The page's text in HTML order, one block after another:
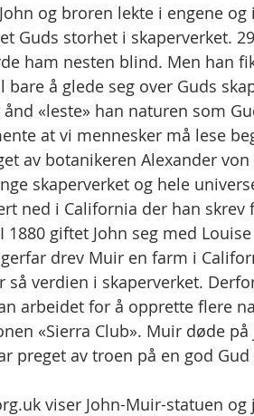
og broren lekte i engene
Guds storhet i skaperverket.
ham nesten blind. Men han
bare å glede seg over Guds
«leste» han naturen som
at vi mennesker må lese
av botanikeren Alexander
skaperverket og hele
ned i California der han
giftet John seg med
drev Muir en farm i
verdien i skaperverket.
arbeidet for å opprette flere
«Sierra Club». Muir døde
preget av troen på en god
viser John-Muir-statuen